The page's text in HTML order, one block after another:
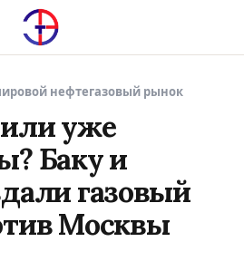
нефтегазовый рынок
уже
Баку и
газовый
Москвы